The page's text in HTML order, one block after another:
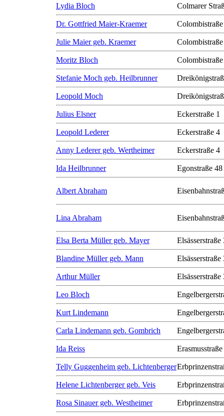
Lydia Bloch Colmarer
Dr. Gottfried Maier-Kraemer
Julie Maier geb. Kraemer
Moritz Bloch
Stefanie Moch geb. Heilbrunner
Leopold Moch
Julius Elsner Eckerstraße 1
Leopold Lederer Eckerstraße 4
Anny Lederer geb. Wertheimer Eckerstraße 4
Ida Heilbrunner Egonstraße 48
Albert Abraham
Lina Abraham
Elsa Berta Müller geb. Mayer Elsässerstraße
Blandine Müller geb. Mann Elsässerstraße
Arthur Müller Elsässerstraße
Leo Bloch
Kurt Lindemann
Carla Lindemann geb. Gombrich
Ida Reiss
Telly Guggenheim geb. Lichtenberger
Helene Lichtenberger geb. Veis
Rosa Sinauer geb. Westheimer